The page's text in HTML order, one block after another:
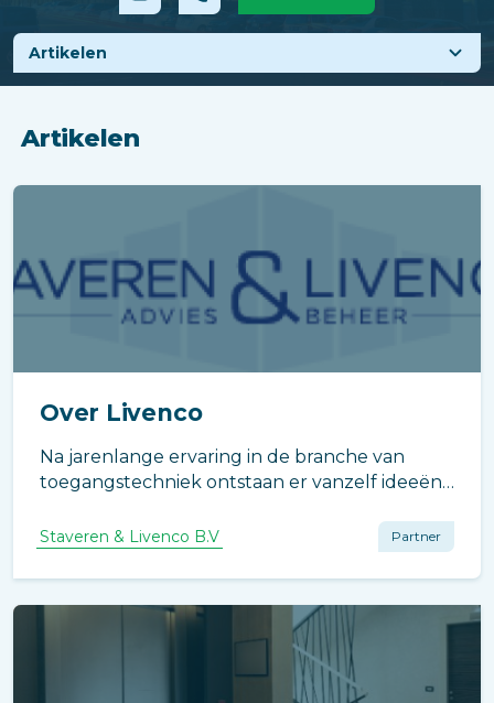
Artikelen
Artikelen
Over Livenco
Na jarenlange ervaring in de branche van
toegangstechniek ontstaan er vanzelf ideeën
Staveren & Livenco B.V Partner